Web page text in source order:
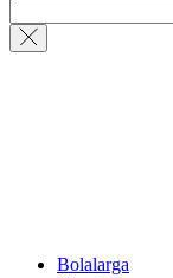
Bolalarga